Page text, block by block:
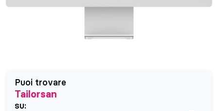
Puoi trovare
Tailorsan
su: